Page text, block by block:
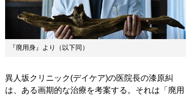
『廃用身』より（以下同）
異人坂クリニック(デイケア)の医院長の漆原糾
は、ある画期的な治療を考案する。それは「廃用